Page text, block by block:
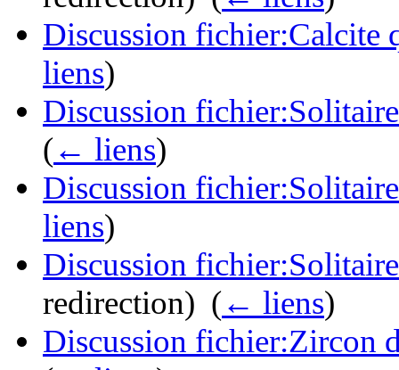
Discussion fichier:Calcite
liens)
Discussion
(← liens)
Discussion
liens)
Discussion
redirection) ‎ (← liens)
Discussion fichier:Zircon